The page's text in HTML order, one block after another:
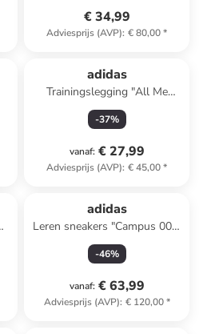
€ 34,99
Adviesprijs (AVP): € 80,00*
adidas
Trainingslegging "All Me
Essentials" rood
-37%
vanaf: € 27,99
Adviesprijs (AVP): € 45,00*
adidas
Leren sneakers "Campus 00s"
oranje
-46%
vanaf: € 63,99
Adviesprijs (AVP): € 120,00*